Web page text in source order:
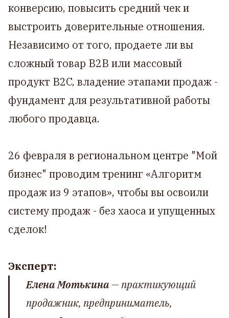
конверсию, повысить средний чек и
выстроить доверительные отношения.
Независимо от того, продаете ли вы
сложный товар B2B или массовый
продукт B2C, владение этапами продаж -
фундамент для результативной работы
любого продавца.
26 февраля в региональном центре "Мой
бизнес" проводим тренинг «Алгоритм
продаж из 9 этапов», чтобы вы освоили
систему продаж - без хаоса и упущенных
сделок!
Эксперт:
Елена Мотькина— практикующий
продажник, предприниматель,